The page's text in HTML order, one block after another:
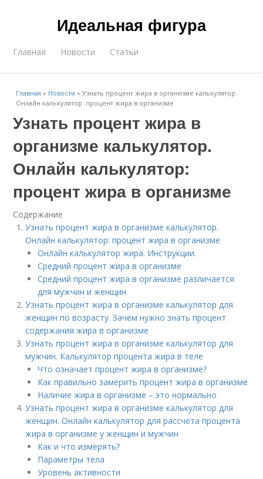
Идеальная фигура
Главная Новости Статьи
Главная » Новости »Узнать процент жира в организме калькулятор.
Онлайн калькулятор: процент жира в организме
Узнать процент жира в
организме калькулятор.
Онлайн калькулятор:
процент жира в организме
Содержание
Узнать процент жира в организме калькулятор.
Онлайн калькулятор: процент жира в организме
Онлайн калькулятор жира. Инструкции.
Средний процент жира в организме
Средний процент жира в организме различается
для мужчин и женщин
Узнать процент жира в организме калькулятор для
женщин по возрасту. Зачем нужно знать процент
содержания жира в организме
Узнать процент жира в организме калькулятор для
мужчин. Калькулятор процента жира в теле
Что означает процент жира в организме?
Как правильно замерить процент жира в организме
Наличие жира в организме – это нормально
Узнать процент жира в организме калькулятор для
женщин. Онлайн калькулятор для рассчёта процента
жира в организме у женщин и мужчин
Как и что измерять?
Параметры тела
Уровень активности